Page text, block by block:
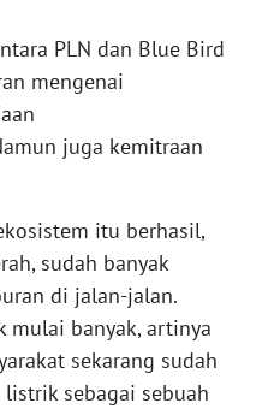
PLN dan Blue Bird
mengenai
juga kemitraan
itu berhasil,
sudah banyak
di jalan-jalan.
mulai banyak, artinya
sekarang sudah
sebagai sebuah